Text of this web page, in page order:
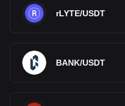
rLYTE/USDT
BANK/USDT